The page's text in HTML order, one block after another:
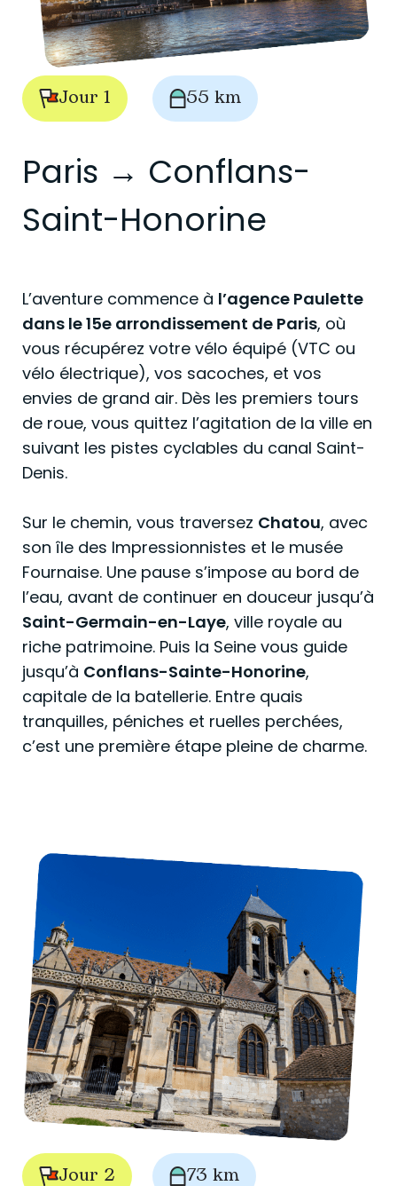
Jour 1 55 km
Paris → Conflans-
Saint-Honorine
L’aventure commence à l’agence Paulette
dans le 15e arrondissement de Paris, où
vous récupérez votre vélo équipé (VTC ou
vélo électrique), vos sacoches, et vos
envies de grand air. Dès les premiers tours
de roue, vous quittez l’agitation de la ville en
suivant les pistes cyclables du canal Saint-
Denis.
Sur le chemin, vous traversez Chatou, avec
son île des Impressionnistes et le musée
Fournaise. Une pause s’impose au bord de
l’eau, avant de continuer en douceur jusqu’à
Saint-Germain-en-Laye, ville royale au
riche patrimoine. Puis la Seine vous guide
jusqu’à Conflans-Sainte-Honorine,
capitale de la batellerie. Entre quais
tranquilles, péniches et ruelles perchées,
c’est une première étape pleine de charme.
Jour 2 73 km